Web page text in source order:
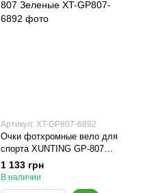
Артикул: XT-GP807-6892
Очки фотхромные вело для
спорта XUNTING GP-807
Зеленые
1 133 грн
В наличии